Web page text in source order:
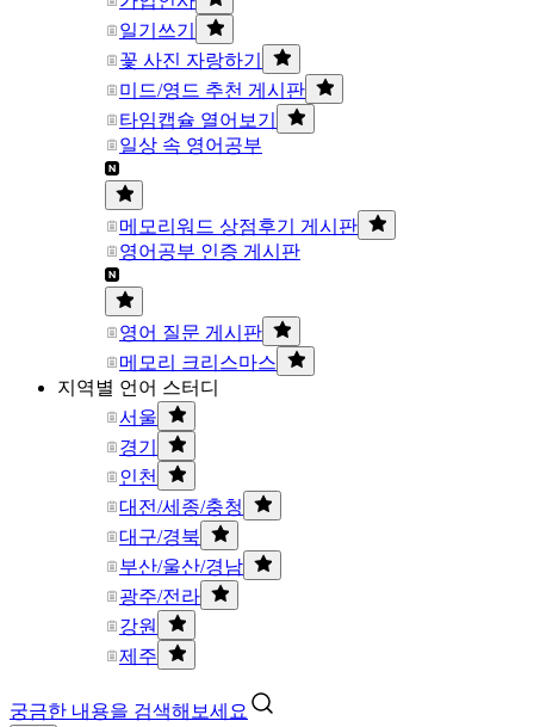
일기쓰기
꽃 사진 자랑하기
미드/영드 추천 게시판
타임캡슐 열어보기
일상 속 영어공부
메모리워드 상점후기 게시판
영어공부 인증 게시판
영어 질문 게시판
메모리 크리스마스
지역별 언어 스터디
서울
경기
인천
대전/세종/충청
대구/경북
부산/울산/경남
광주/전라
강원
제주
궁금한 내용을 검색해보세요